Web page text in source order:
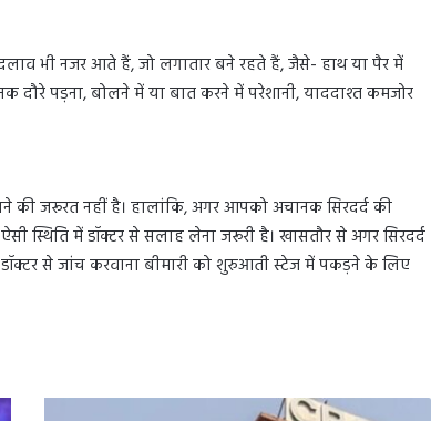
भी नजर आते हैं, जो लगातार बने रहते हैं, जैसे- हाथ या पैर में
पड़ना, बोलने में या बात करने में परेशानी, याददाश्त कमजोर
की जरूरत नहीं है। हालांकि, अगर आपको अचानक सिरदर्द की
स्थिति में डॉक्टर से सलाह लेना जरूरी है। खासतौर से अगर सिरदर्द
से जांच करवाना बीमारी को शुरुआती स्टेज में पकड़ने के लिए